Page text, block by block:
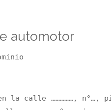
automotor
la calle ……………, n°…,